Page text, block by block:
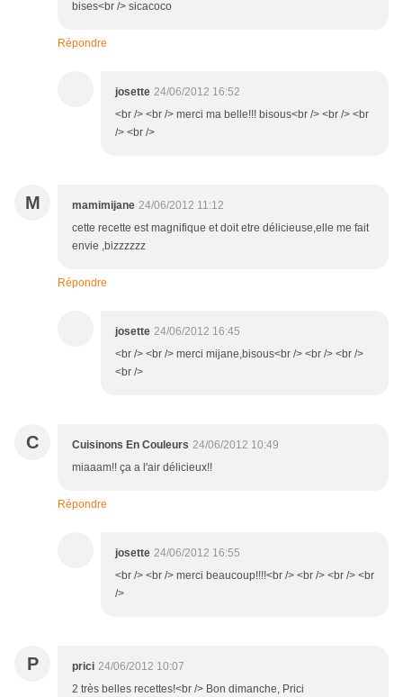
bises<br /> sicacoco
Répondre
josette 24/06/2012 16:52
<br /> <br /> merci ma belle!!! bisous<br /> <br /> <br
/> <br />
M mamimijane 24/06/2012 11:12
cette recette est magnifique et doit etre délicieuse,elle me fait
envie ,bizzzzzz
Répondre
josette 24/06/2012 16:45
<br /> <br /> merci mijane,bisous<br /> <br /> <br />
<br />
C Cuisinons En Couleurs 24/06/2012 10:49
miaaam!! ça a l'air délicieux!!
Répondre
josette 24/06/2012 16:55
<br /> <br /> merci beaucoup!!!!<br /> <br /> <br /> <br
/>
P prici 24/06/2012 10:07
2 très belles recettes!<br /> Bon dimanche, Prici